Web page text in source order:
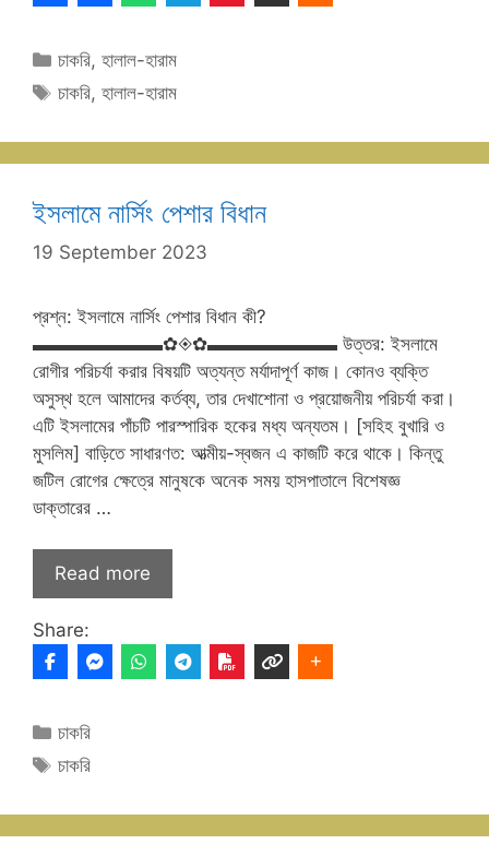
Categories
চাকরি,হালাল-হারাম
Tags
চাকরি,হালাল-হারাম
ইসলামে নার্সিং পেশার বিধান
19 September 2023
প্রশ্ন: ইসলামে নার্সিং পেশার বিধান কী?
▬▬▬▬▬▬▬✿◈✿▬▬▬▬▬▬▬ উত্তর: ইসলামে
রোগীর পরিচর্যা করার বিষয়টি অত্যন্ত মর্যাদাপূর্ণ কাজ। কোনও ব্যক্তি
অসুস্থ হলে আমাদের কর্তব্য, তার দেখাশোনা ও প্রয়োজনীয় পরিচর্যা করা।
এটি ইসলামের পাঁচটি পারস্পারিক হকের মধ্য অন্যতম। [সহিহ বুখারি ও
মুসলিম] বাড়িতে সাধারণত: আত্মীয়-স্বজন এ কাজটি করে থাকে। কিন্তু
জটিল রোগের ক্ষেত্রে মানুষকে অনেক সময় হাসপাতালে বিশেষজ্ঞ
ডাক্তারের …
Read more
Share:
Categories
চাকরি
Tags
চাকরি